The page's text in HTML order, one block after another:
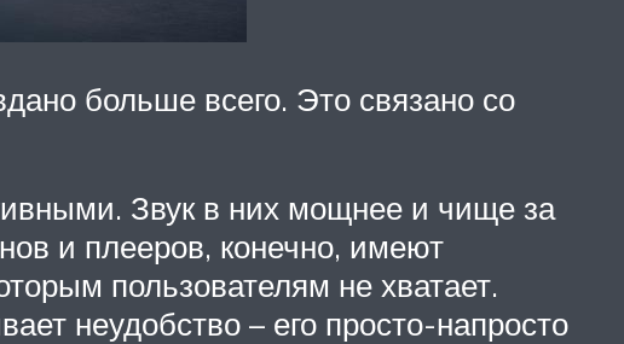
больше всего. Это связано со
Звук в них мощнее и чище за
и плееров, конечно, имеют
пользователям не хватает.
неудобство – его просто-напросто